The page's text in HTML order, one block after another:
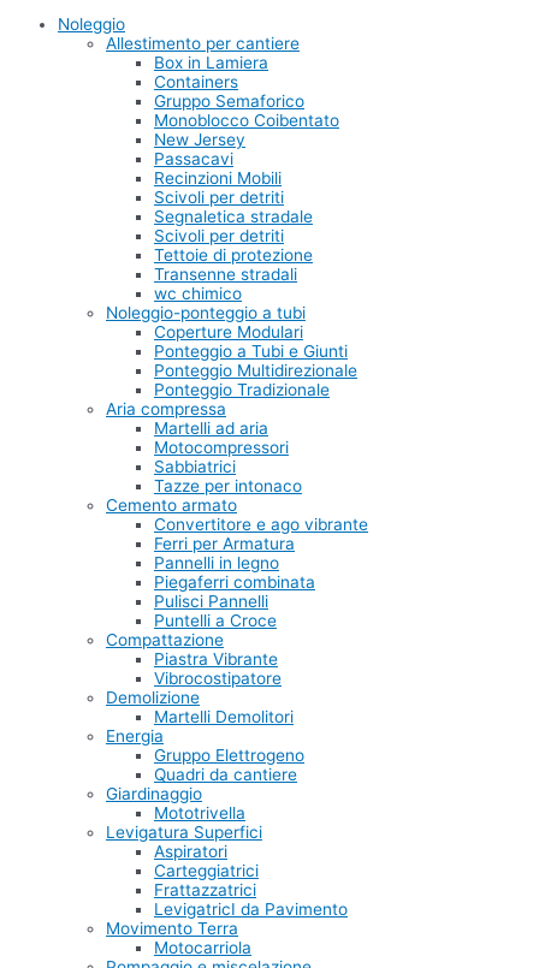
Noleggio
Allestimento per cantiere
Box in Lamiera
Containers
Gruppo Semaforico
Monoblocco Coibentato
New Jersey
Passacavi
Recinzioni Mobili
Scivoli per detriti
Segnaletica stradale
Scivoli per detriti
Tettoie di protezione
Transenne stradali
wc chimico
Noleggio-ponteggio a tubi
Coperture Modulari
Ponteggio a Tubi e Giunti
Ponteggio Multidirezionale
Ponteggio Tradizionale
Aria compressa
Martelli ad aria
Motocompressori
Sabbiatrici
Tazze per intonaco
Cemento armato
Convertitore e ago vibrante
Ferri per Armatura
Pannelli in legno
Piegaferri combinata
Pulisci Pannelli
Puntelli a Croce
Compattazione
Piastra Vibrante
Vibrocostipatore
Demolizione
Martelli Demolitori
Energia
Gruppo Elettrogeno
Quadri da cantiere
Giardinaggio
Mototrivella
Levigatura Superfici
Aspiratori
Carteggiatrici
Frattazzatrici
LevigatricI da Pavimento
Movimento Terra
Motocarriola